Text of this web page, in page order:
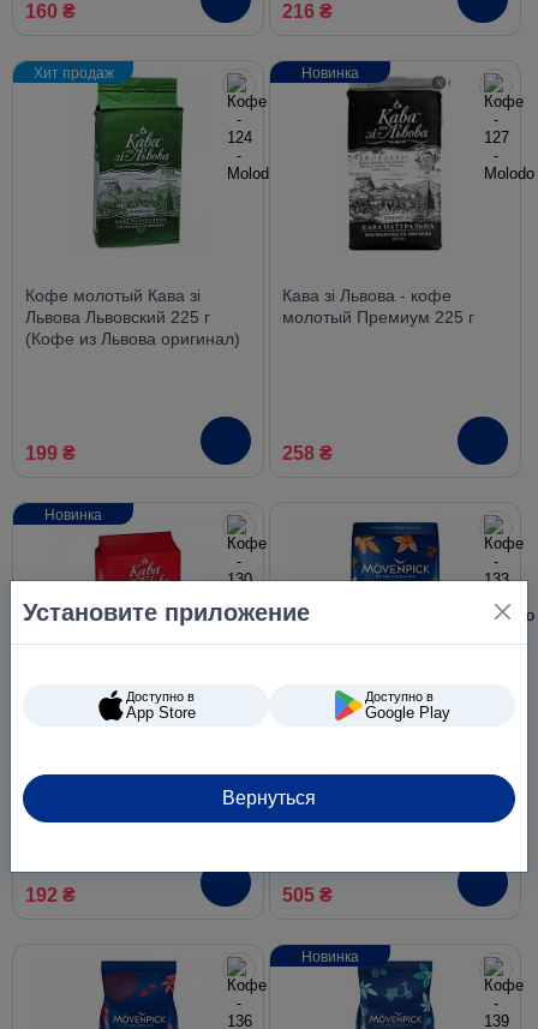
160 ₴ 216 ₴
Кофе молотый Кава зі
Львова Львовский 225 г
(Кофе из Львова оригинал)
199 ₴
Хит продаж
Кава зі Львова - кофе
молотый Премиум 225 г
258 ₴
Новинка
(Львовский кофе эспрессо)
192 ₴
Новинка
505 ₴
Новинка
Установите приложение
Доступно в
App Store
Доступно в
Google Play
Вернуться